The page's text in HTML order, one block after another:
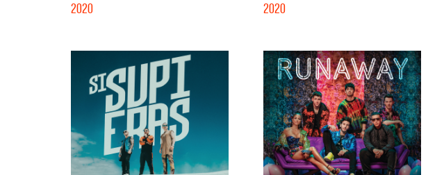
2020 2020